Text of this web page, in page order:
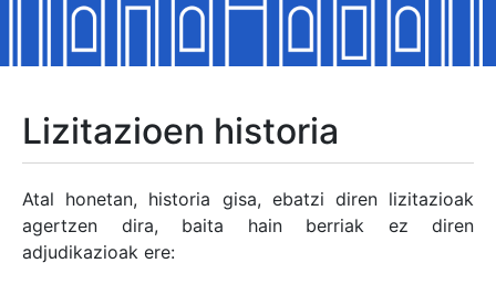
Erakutsi/Ezkutatu
Erakutsi/Ezkutatu
Erakutsi/Ezkutatu
Lizitazioen historia
Atal honetan, historia gisa, ebatzi diren lizitazioak
agertzen dira, baita hain berriak ez diren
adjudikazioak ere: